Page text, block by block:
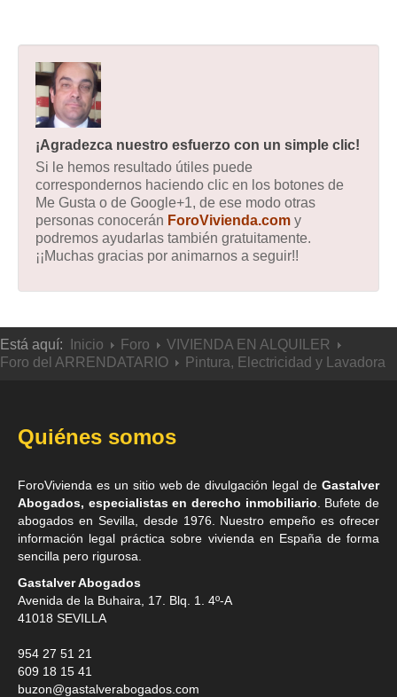
¡Agradezca nuestro esfuerzo con un simple clic!
Si le hemos resultado útiles puede
correspondernos haciendo clic en los botones de
Me Gusta o de Google+1, de ese modo otras
personas conocerán ForoVivienda.com y
podremos ayudarlas también gratuitamente.
¡¡Muchas gracias por animarnos a seguir!!
Está aquí: Inicio Foro
VIVIENDA EN ALQUILER
Foro del ARRENDATARIO
Pintura, Electricidad y Lavadora
Quiénes somos
ForoVivienda es un sitio web de divulgación legal de Gastalver
Abogados, especialistas en derecho inmobiliario . Bufete de
abogados en Sevilla , desde 1976. Nuestro empeño es ofrecer
información legal práctica sobre vivienda en España de forma
sencilla pero rigurosa.
Gastalver Abogados
Avenida de la Buhaira, 17. Blq. 1. 4º-A
41018 SEVILLA
954 27 51 21
609 18 15 41
buzon@gastalverabogados.com